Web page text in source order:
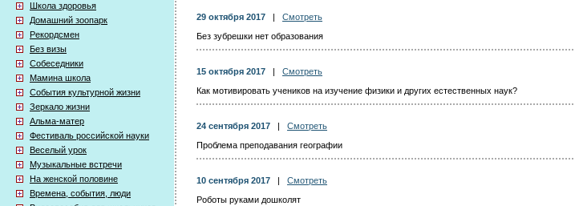
Школа здоровья
Домашний зоопарк
Рекордсмен
Без визы
Собеседники
Мамина школа
События культурной жизни
Зеркало жизни
Альма-матер
Фестиваль российской науки
Веселый урок
Музыкальные встречи
На женской половине
Времена, события, люди
29 октября 2017
Смотреть
Без зубрешки нет образования
15 октября 2017
Смотреть
Как мотивировать учеников на изучение физики и других естественных наук?
24 сентября 2017
Смотреть
Проблема преподавания географии
10 сентября 2017
Смотреть
Роботы руками дошколят